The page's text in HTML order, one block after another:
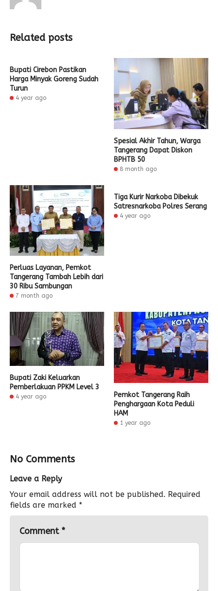
Related posts
Bupati Cirebon Pastikan
Harga Minyak Goreng Sudah
Turun
4 year ago
Spesial Akhir Tahun, Warga
Tangerang Dapat Diskon
BPHTB 50
8 month ago
Perluas Layanan, Pemkot
Tangerang Tambah Lebih dari
30 Ribu Sambungan
7 month ago
Tiga Kurir Narkoba Dibekuk
Satresnarkoba Polres Serang
4 year ago
Bupati Zaki Keluarkan
Pemberlakuan PPKM Level 3
4 year ago
Pemkot Tangerang Raih
Penghargaan Kota Peduli
HAM
1 year ago
No Comments
Leave a Reply
Your email address will not be published. Required
fields are marked *
Comment *